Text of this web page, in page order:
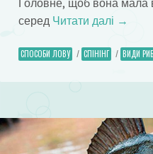
Головне, щоб вона мала
серед Читати далі →
СПОСОБИ ЛОВУ / СПІНІНГ / ВИДИ РИБ